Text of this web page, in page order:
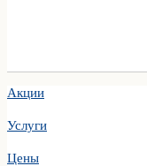
Акции
Услуги
Цены